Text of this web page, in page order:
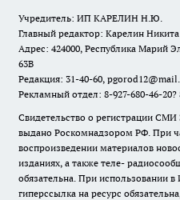
Учредитель: ИП КАРЕЛИН Н.Ю.
Главный редактор: Карелин
Адрес: 424000, Республика Марий
63В
Редакция: 31-40-60,
Рекламный отдел: 8-927-680-46-
Свидетельство о регистрации
выдано Роскомнадзором РФ. При
воспроизведении материалов
изданиях, а также теле-
обязательна. При использовании
гиперссылка на ресурс